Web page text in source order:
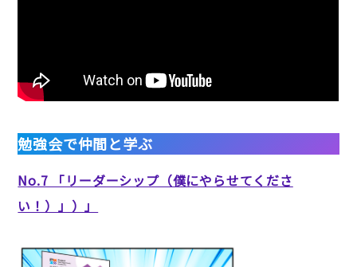
勉強会で仲間と学ぶ
No.7 「リーダーシップ（僕にやらせてくださ
い！）」）」